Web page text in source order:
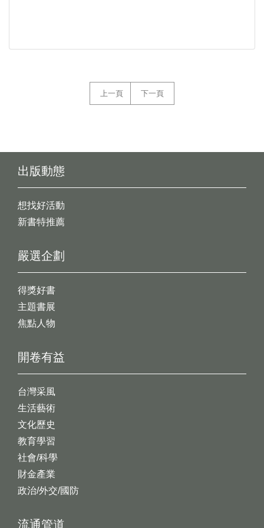
上一頁 下一頁
出版動態
想找好活動
新書特推薦
開卷有益
台灣采風
生活藝術
文化歷史
教育學習
社會/科學
財金產業
政治/外交/國防
嚴選企劃
得獎好書
主題書展
焦點人物
流通管道